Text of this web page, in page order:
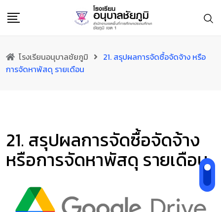
โรงเรียนอนุบาลชัยภูมิ
21. สรุปผลการจัดซื้อจัดจ้าง หรือ
การจัดหาพัสดุ รายเดือน
21. สรุปผลการจัดซื้อจัดจ้าง
หรือการจัดหาพัสดุ รายเดือน